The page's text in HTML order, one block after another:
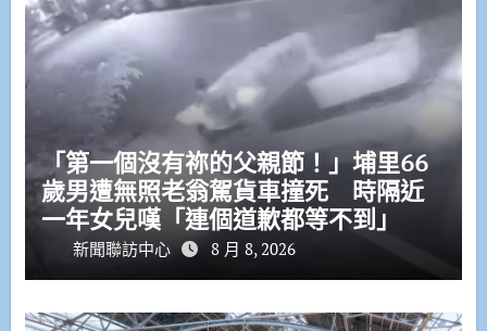
「第一個沒有祢的父親節！」埔里66
歲男遭無照老翁駕貨車撞死 時隔近
一年女兒嘆「連個道歉都等不到」
新聞聯訪中心 8 月 8, 2026